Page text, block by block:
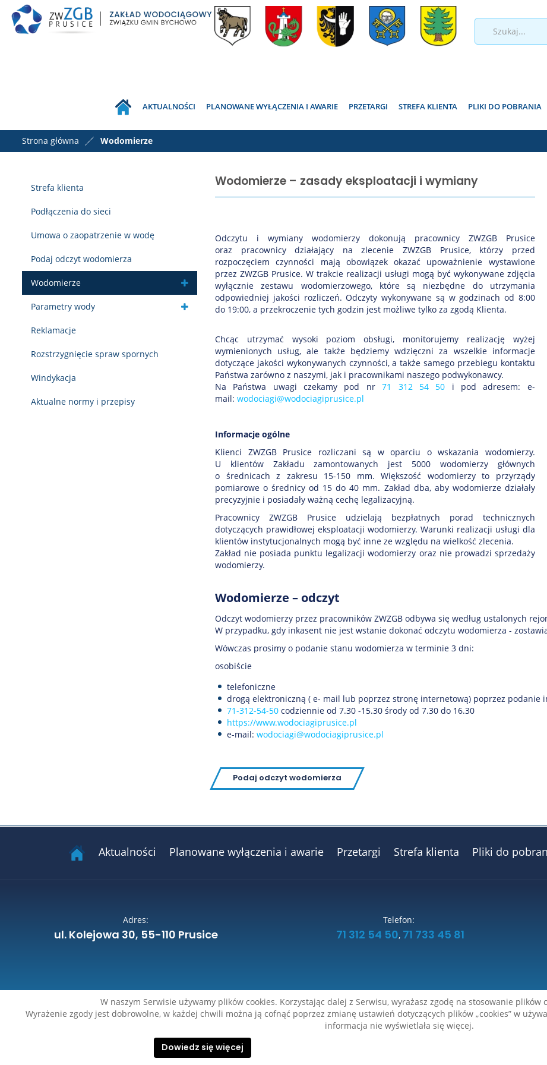
AKTUALNOŚCI PLANOWANE WYŁĄCZENIA I AWARIE PRZETARGI STREFA KLIENTA PLIKI DO POBRANIA
Strona główna Wodomierze
Strefa klienta
Podłączenia do sieci
Umowa o zaopatrzenie w wodę
Podaj odczyt wodomierza
Wodomierze
Parametry wody
Reklamacje
Rozstrzygnięcie spraw spornych
Windykacja
Aktualne normy i przepisy
Wodomierze – zasady eksploatacji i wymiany
Odczytu i wymiany wodomierzy dokonują pracownicy ZWZGB Prusice
oraz pracownicy działający na zlecenie ZWZGB Prusice, którzy przed
rozpoczęciem czynności mają obowiązek okazać upoważnienie wystawione
przez ZWZGB Prusice. W trakcie realizacji usługi mogą być wykonywane zdjęcia
wyłącznie zestawu wodomierzowego, które są niezbędne do utrzymania
odpowiedniej jakości rozliczeń. Odczyty wykonywane są w godzinach od 8:00
do 19:00, a przekroczenie tych godzin jest możliwe tylko za zgodą Klienta.
Chcąc utrzymać wysoki poziom obsługi, monitorujemy realizację wyżej
wymienionych usług, ale także będziemy wdzięczni za wszelkie informacje
dotyczące jakości wykonywanych czynności, a także samego przebiegu kontaktu
Państwa zarówno z naszymi, jak i pracownikami naszego podwykonawcy.
Na Państwa uwagi czekamy pod nr71 312 54 50 i pod adresem: e-
mail: wodociagi@wodociagiprusice.pl
Informacje ogólne
Klienci ZWZGB Prusice rozliczani są w oparciu o wskazania wodomierzy.
U klientów Zakładu zamontowanych jest 5000 wodomierzy głównych
o średnicach z zakresu 15-150 mm. Większość wodomierzy to przyrządy
pomiarowe o średnicy od 15 do 40 mm. Zakład dba, aby wodomierze działały
precyzyjnie i posiadały ważną cechę legalizacyjną.
Pracownicy ZWZGB Prusice udzielają bezpłatnych porad technicznych
dotyczących prawidłowej eksploatacji wodomierzy. Warunki realizacji usługi dla
klientów instytucjonalnych mogą być inne ze względu na wielkość zlecenia.
Zakład nie posiada punktu legalizacji wodomierzy oraz nie prowadzi sprzedaży
wodomierzy.
Wodomierze – odczyt
Odczyt wodomierzy przez pracowników ZWZGB odbywa się według ustalonych
W przypadku, gdy inkasent nie jest wstanie dokonać odczytu wodomierza -
Wówczas prosimy o podanie stanu wodomierza w terminie 3 dni:
osobiście
telefoniczne
drogą elektroniczną ( e- mail lub poprzez stronę internetową) poprzez podanie
71-312-54-50 codziennie od 7.30 -15.30 środy od 7.30 do 16.30
https://www.wodociagiprusice.pl
e-mail: wodociagi@wodociagiprusice.pl
Podaj odczyt wodomierza
Aktualności Planowane wyłączenia i awarie Przetargi Strefa klienta Pliki do
Adres:
ul. Kolejowa 30, 55-110 Prusice
Telefon:
71 312 54 50, 71 733 45 81
Polityka prywatności
W naszym Serwisie używamy plików cookies. Korzystając dalej z Serwisu, wyrażasz zgodę na stosowanie plików
Wyrażenie zgody jest dobrowolne, w każdej chwili można ją cofnąć poprzez zmianę ustawień dotyczących plików „cookies” w
informacja nie wyświetlała się więcej.
Dowiedz się więcej